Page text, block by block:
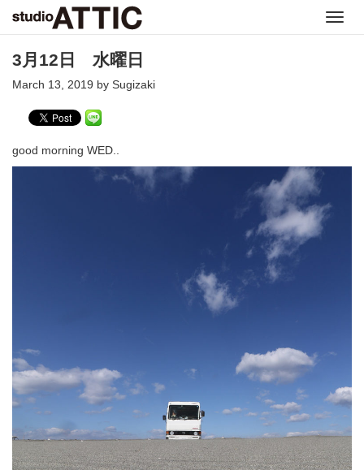
3月12日 水曜日
March 13, 2019 by Sugizaki
good morning WED..